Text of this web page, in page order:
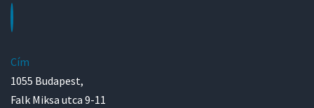
Cím
1055 Budapest,
Falk Miksa utca 9-11